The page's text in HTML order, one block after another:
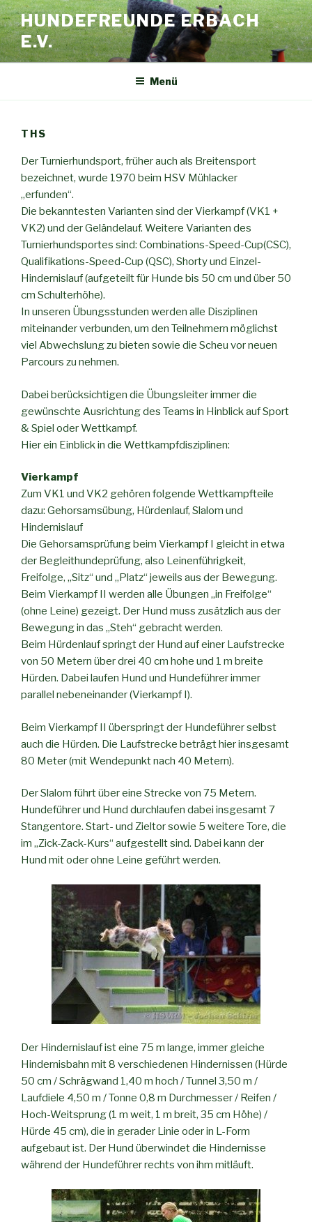
HUNDEFREUNDE ERBACH
E.V.
Menü
THS
Der Turnierhundsport, früher auch als Breitensport
bezeichnet, wurde 1970 beim HSV Mühlacker
„erfunden“.
Die bekanntesten Varianten sind der Vierkampf (VK1 +
VK2) und der Geländelauf. Weitere Varianten des
Turnierhundsportes sind: Combinations-Speed-Cup(CSC),
Qualifikations-Speed-Cup (QSC), Shorty und Einzel-
Hindernislauf (aufgeteilt für Hunde bis 50 cm und über 50
cm Schulterhöhe).
In unseren Übungsstunden werden alle Disziplinen
miteinander verbunden, um den Teilnehmern möglichst
viel Abwechslung zu bieten sowie die Scheu vor neuen
Parcours zu nehmen.
Dabei berücksichtigen die Übungsleiter immer die
gewünschte Ausrichtung des Teams in Hinblick auf Sport
& Spiel oder Wettkampf.
Hier ein Einblick in die Wettkampfdisziplinen:
Vierkampf
Zum VK1 und VK2 gehören folgende Wettkampfteile
dazu: Gehorsamsübung, Hürdenlauf, Slalom und
Hindernislauf
Die Gehorsamsprüfung beim Vierkampf I gleicht in etwa
der Begleithundeprüfung, also Leinenführigkeit,
Freifolge, „Sitz“ und „Platz“ jeweils aus der Bewegung.
Beim Vierkampf II werden alle Übungen „in Freifolge“
(ohne Leine) gezeigt. Der Hund muss zusätzlich aus der
Bewegung in das „Steh“ gebracht werden.
Beim Hürdenlauf springt der Hund auf einer Laufstrecke
von 50 Metern über drei 40 cm hohe und 1 m breite
Hürden. Dabei laufen Hund und Hundeführer immer
parallel nebeneinander (Vierkampf I).
Beim Vierkampf II überspringt der Hundeführer selbst
auch die Hürden. Die Laufstrecke beträgt hier insgesamt
80 Meter (mit Wendepunkt nach 40 Metern).
Der Slalom führt über eine Strecke von 75 Metern.
Hundeführer und Hund durchlaufen dabei insgesamt 7
Stangentore. Start- und Zieltor sowie 5 weitere Tore, die
im „Zick-Zack-Kurs“ aufgestellt sind. Dabei kann der
Hund mit oder ohne Leine geführt werden.
Der Hindernislauf ist eine 75 m lange, immer gleiche
Hindernisbahn mit 8 verschiedenen Hindernissen (Hürde
50 cm / Schrägwand 1,40 m hoch / Tunnel 3,50 m /
Laufdiele 4,50 m / Tonne 0,8 m Durchmesser / Reifen /
Hoch-Weitsprung (1 m weit, 1 m breit, 35 cm Höhe) /
Hürde 45 cm), die in gerader Linie oder in L-Form
aufgebaut ist. Der Hund überwindet die Hindernisse
während der Hundeführer rechts von ihm mitläuft.